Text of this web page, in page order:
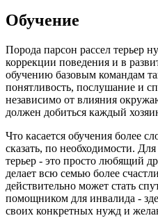
Обучение
Порода парсон рассел терьер
коррекции поведения и в
обучению базовым командам
понятливость, послушание и
независимо от влияния
должен добиться каждый
Что касается обучения более
сказать, по необходимости.
терьер - это просто любящий
делает всю семью более
действительно может стать
помощником для инвалида -
своих конкретных нужд и